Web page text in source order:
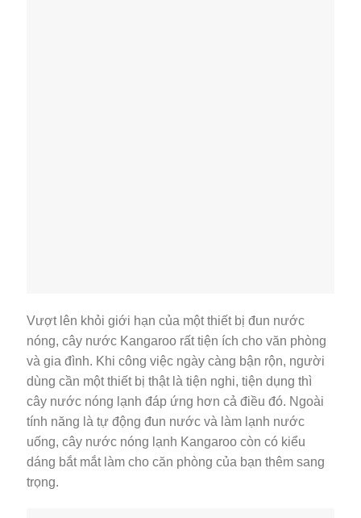
Vượt lên khỏi giới hạn của một thiết bị đun nước
nóng, cây nước Kangaroo rất tiện ích cho văn phòng
và gia đình. Khi công việc ngày càng bận rộn, người
dùng cần một thiết bị thật là tiện nghi, tiện dụng thì
cây nước nóng lạnh đáp ứng hơn cả điều đó. Ngoài
tính năng là tự động đun nước và làm lạnh nước
uống, cây nước nóng lạnh Kangaroo còn có kiểu
dáng bắt mắt làm cho căn phòng của bạn thêm sang
trọng.